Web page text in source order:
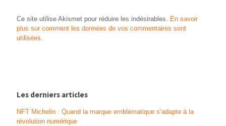
Ce site utilise Akismet pour réduire les indésirables.
En savoir
plus sur comment les données de vos commentaires sont
utilisées
Les derniers articles
NFT Michelin : Quand la marque emblématique s’adapte à la
révolution numérique